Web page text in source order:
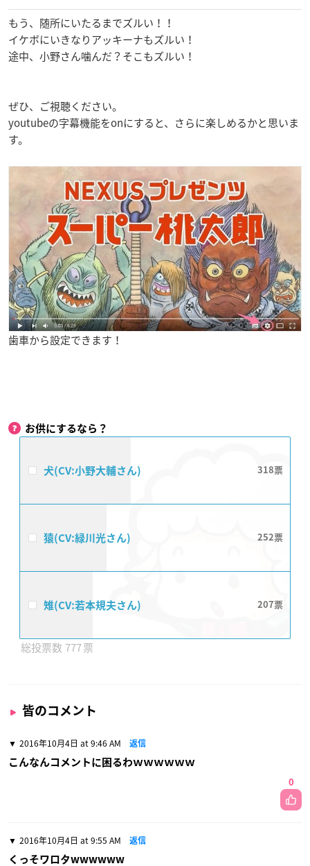
もう、随所にいたるまでズルい！！
イケボにいきなりアッキーナもズルい！
途中、小野さん噛んだ？そこもズルい！
ぜひ、ご視聴ください。
youtubeの字幕機能をonにすると、さらに楽しめるかと思いま
す。
歯車から設定できます！
お供にするなら？
犬(CV:小野大輔さん) 318
猿(CV:緑川光さん) 252
雉(CV:若本規夫さん) 207
777
皆のコメント
2016年10月4日 at 9:46 AM 返信
こんなんコメントに困るわｗｗｗｗｗｗ
0
2016年10月4日 at 9:55 AM 返信
くっそワロタwwwwww